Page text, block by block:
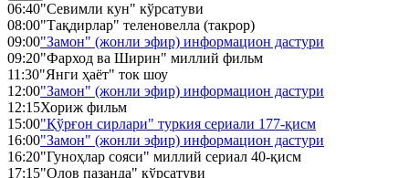
06:40"Севимли кун" кўрсатуви
08:00"Тақдирлар" теленовелла (такрор)
09:00"Замон" (жонли эфир) информацион дастури
09:20"Фарход ва Ширин" миллий фильм
11:30"Янги ҳаёт" ток шоу
12:00"Замон" (жонли эфир) информацион дастури
12:15Хориж фильм
15:00"Қўрғон сирлари" туркия сериали 177-қисм
16:00"Замон" (жонли эфир) информацион дастури
16:20"Гуноҳлар сояси" миллий сериал 40-қисм
17:15"Олов пазанда" кўрсатуви